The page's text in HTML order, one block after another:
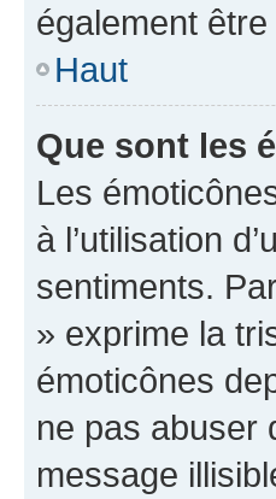
également
Haut
Que sont les
Les
à l’utilisation
sentiments.
» exprime la
émoticônes
ne pas abuser
message